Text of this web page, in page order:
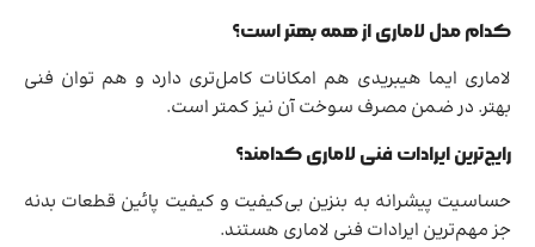
کدام مدل لاماری از همه بهتر است؟
لاماری ایما هیبریدی هم امکانات کامل‌تری دارد و هم توان فنی
بهتر. در ضمن مصرف سوخت آن نیز کمتر است.
رایج‌ترین ایرادات فنی لاماری کدامند؟
حساسیت پیشرانه به بنزین بی‌کیفیت و کیفیت پائین قطعات بدنه
جز مهم‌ترین ایرادات فنی لاماری هستند.